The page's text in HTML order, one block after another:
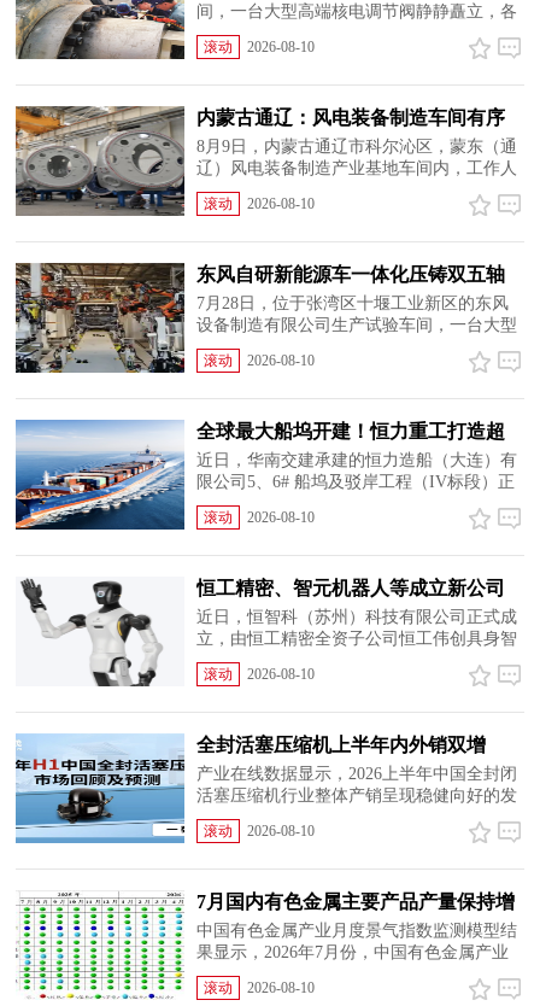
间，一台大型高端核电调节阀静静矗立，各
类精密零部件排布整齐，成套专业试验设备
24小时不间断监测设备运行参数。这款全新
滚动 2026-08-10
内蒙古通辽：风电装备制造车间有序
生产
8月9日，内蒙古通辽市科尔沁区，蒙东（通
辽）风电装备制造产业基地车间内，工作人
员对风力发电轮毂底部进行清理。据悉，该
产业基地由龙马控股集团全资建设，总投资
滚动 2026-08-10
​东风自研新能源车一体化压铸双五轴
加工中心
7月28日，位于张湾区十堰工业新区的东风
设备制造有限公司生产试验车间，一台大型
双五轴高速龙门加工中心正稳定运转，自动
化夹具精准夹持新能源汽车电池托盘，双主
滚动 2026-08-10
全球最大船坞开建！恒力重工打造超
级造船基地
近日，华南交建承建的恒力造船（大连）有
限公司5、6# 船坞及驳岸工程（IV标段）正
式开工，恒力重工产能扩张建设迈入新阶
段。该项目位于辽宁省大连市西中岛，拟新
滚动 2026-08-10
恒工精密、智元机器人等成立新公司
含多项AI业务
近日，恒智科（苏州）科技有限公司正式成
立，由恒工精密全资子公司恒工伟创具身智
能科技（上海）有限公司与智元机器人关联
主体智元创新（上海）科技股份有限公司联
滚动 2026-08-10
全封活塞压缩机上半年内外销双增
产业在线数据显示，2026上半年中国全封闭
活塞压缩机行业整体产销呈现稳健向好的发
展态势，内外销市场均实现同比增长，其中
内销量增幅明显高于外销。内销市场：受欧
滚动 2026-08-10
7月国内有色金属主要产品产量保持增
长
中国有色金属产业月度景气指数监测模型结
果显示，2026年7月份，中国有色金属产业
景气指数为47.3，较上月上升1.2个百分点；
先行合成指数91.7，较上月上升2.3个百分
滚动 2026-08-10